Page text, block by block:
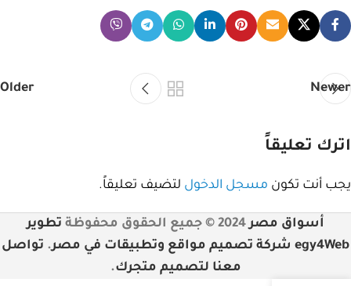
Newer
Older
اترك تعليقاً
يجب أنت تكون مسجل الدخول لتضيف تعليقاً.
أسواق مصر2024 © جميع الحقوق محفوظة
تطوير
egy4Web شركة تصميم مواقع وتطبيقات في مصر
. تواصل
معنا لتصميم متجرك.